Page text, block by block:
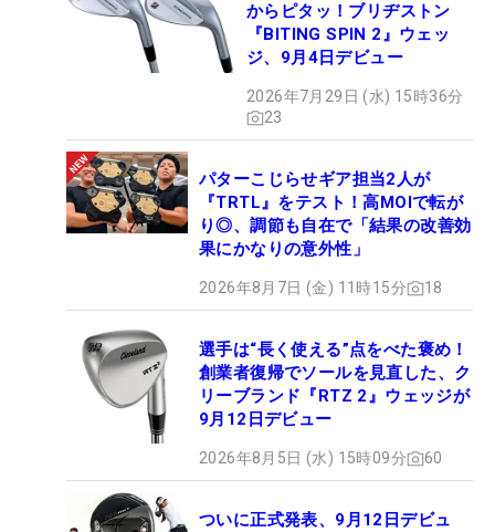
からピタッ！ブリヂストン
『BITING SPIN 2』ウェッ
ジ、9月4日デビュー
2026年7月29日 (水) 15時36分
23
パターこじらせギア担当2人が
『TRTL』をテスト！高MOIで転が
り◎、調節も自在で「結果の改善効
果にかなりの意外性」
2026年8月7日 (金) 11時15分 18
選手は“長く使える”点をべた褒め！
創業者復帰でソールを見直した、ク
リーブランド『RTZ 2』ウェッジが
9月12日デビュー
2026年8月5日 (水) 15時09分 60
ついに正式発表、9月12日デビュ